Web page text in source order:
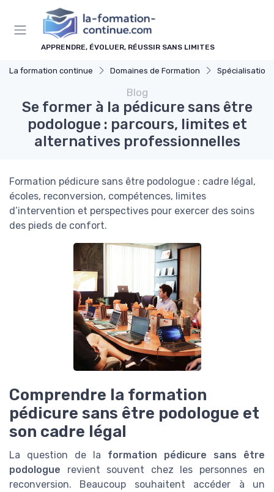
APPRENDRE, ÉVOLUER, RÉUSSIR SANS LIMITES
La formation continue Domaines de Formation
Blog
Se former à la pédicure sans être
podologue : parcours, limites et
alternatives professionnelles
Formation pédicure sans être podologue : cadre légal,
écoles, reconversion, compétences, limites
d’intervention et perspectives pour exercer des soins
des pieds de confort.
Comprendre la formation
pédicure sans être podologue et
son cadre légal
La question de la formation pédicure sans être
podologue revient souvent chez les personnes en
reconversion. Beaucoup souhaitent accéder à un
Panneau de gestion des cookies